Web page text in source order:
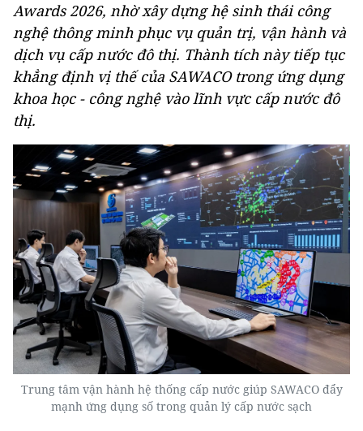
Awards 2026, nhờ xây dựng hệ sinh thái công
nghệ thông minh phục vụ quản trị, vận hành và
dịch vụ cấp nước đô thị. Thành tích này tiếp tục
khẳng định vị thế của SAWACO trong ứng dụng
khoa học - công nghệ vào lĩnh vực cấp nước đô
thị.
Trung tâm vận hành hệ thống cấp nước giúp SAWACO đẩy
mạnh ứng dụng số trong quản lý cấp nước sạch